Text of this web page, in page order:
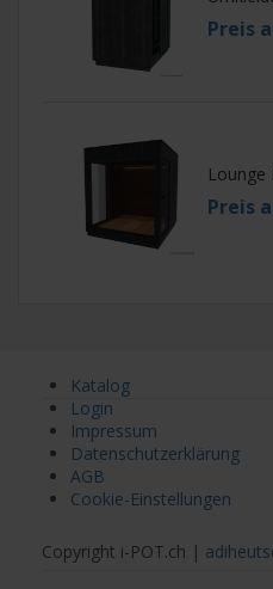
Preis
Lounge
Preis
Katalog
Login
Impressum
Datenschutzerklärung
AGB
Cookie-Einstellungen
Copyright i-POT.ch |